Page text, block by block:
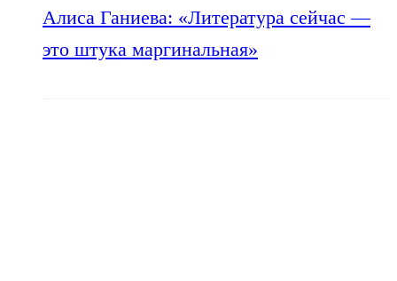
Алиса Ганиева: «Литература сейчас —
это штука маргинальная»